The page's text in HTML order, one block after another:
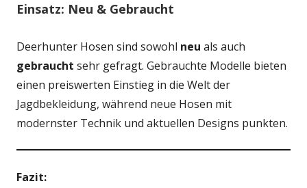
Einsatz: Neu & Gebraucht
Deerhunter Hosen sind sowohl neu als auch
gebraucht sehr gefragt. Gebrauchte Modelle bieten
einen preiswerten Einstieg in die Welt der
Jagdbekleidung, während neue Hosen mit
modernster Technik und aktuellen Designs punkten.
Fazit: